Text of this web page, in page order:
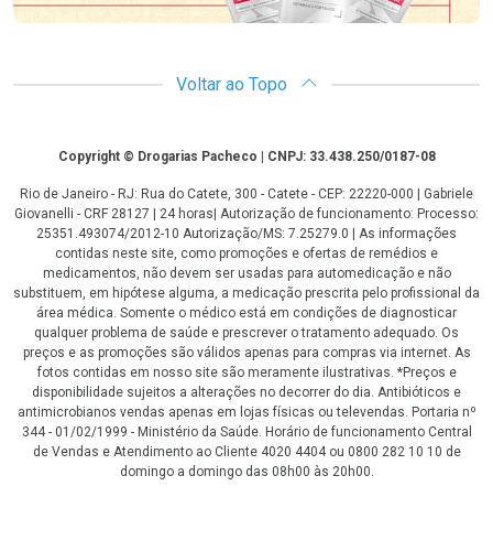
Voltar ao Topo
CopyrightCopyright © Drogarias Pacheco | CNPJ: 33.438.250/0187-08
Rio de Janeiro - RJ: Rua do Catete, 300 - Catete - CEP: 22220-000 | Gabriele
Giovanelli - CRF 28127 | 24 horas| Autorização de funcionamento: Processo:
25351.493074/2012-10 Autorização/MS: 7.25279.0 | As informações
contidas neste site, como promoções e ofertas de remédios e
medicamentos, não devem ser usadas para automedicação e não
substituem, em hipótese alguma, a medicação prescrita pelo profissional da
área médica. Somente o médico está em condições de diagnosticar
qualquer problema de saúde e prescrever o tratamento adequado. Os
preços e as promoções são válidos apenas para compras via internet. As
fotos contidas em nosso site são meramente ilustrativas. *Preços e
disponibilidade sujeitos a alterações no decorrer do dia. Antibióticos e
antimicrobianos vendas apenas em lojas físicas ou televendas. Portaria nº
344 - 01/02/1999 - Ministério da Saúde. Horário de funcionamento Central
de Vendas e Atendimento ao Cliente 4020 4404 ou 0800 282 10 10 de
domingo a domingo das 08h00 às 20h00.